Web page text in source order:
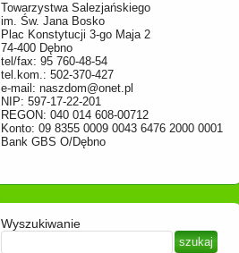
Towarzystwa Salezjańskiego
im. Św. Jana Bosko
Plac Konstytucji 3-go Maja 2
74-400 Dębno
tel/fax: 95 760-48-54
tel.kom.: 502-370-427
e-mail: naszdom@onet.pl
NIP: 597-17-22-201
REGON: 040 014 608-00712
Konto: 09 8355 0009 0043 6476 2000 0001
Bank GBS O/Dębno
Wyszukiwanie